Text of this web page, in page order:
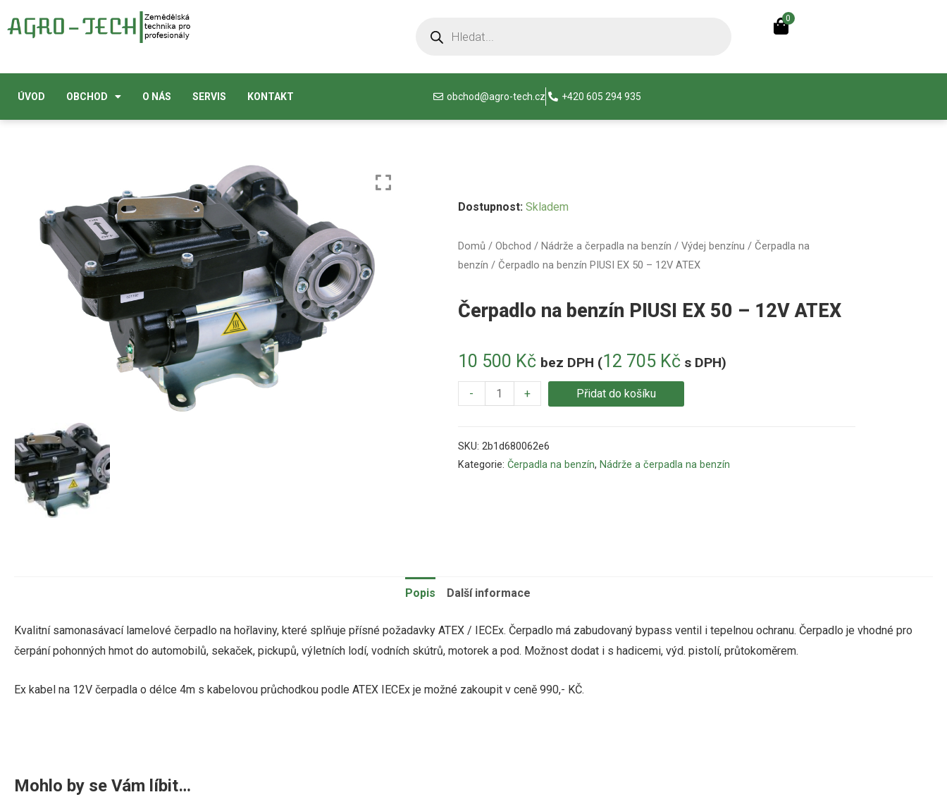
0
ÚVOD OBCHOD O NÁS SERVIS KONTAKT obchod@agro-tech.cz +420 605 294 935
Domů / Obchod / Nádrže a čerpadla na benzín / Výdej benzínu / Čerpadla na
benzín / Čerpadlo na benzín PIUSI EX 50 – 12V ATEX
Čerpadlo na benzín PIUSI EX 50 – 12V ATEX
10 500 Kč bez DPH (12 705 Kčs DPH)
Dostupnost: Skladem
- + Přidat do košíku
SKU: 2b1d680062e6
Kategorie: Čerpadla na benzín, Nádrže a čerpadla na benzín
Popis Další informace
Kvalitní samonasávací lamelové čerpadlo na hořlaviny, které splňuje přísné požadavky ATEX / IECEx. Čerpadlo má zabudovaný bypass ventil i tepelnou ochranu. Čerpadlo je vhodné pro
čerpání pohonných hmot do automobilů, sekaček, pickupů, výletních lodí, vodních skútrů, motorek a pod. Možnost dodat i s hadicemi, výd. pistolí, průtokoměrem.
Ex kabel na 12V čerpadla o délce 4m s kabelovou průchodkou podle ATEX IECEx je možné zakoupit v ceně 990,- KČ.
Mohlo by se Vám líbit…